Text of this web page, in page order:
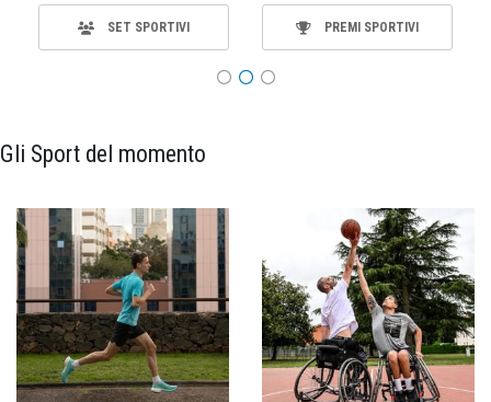
SET SPORTIVI PREMI SPORTIVI
Gli Sport del momento